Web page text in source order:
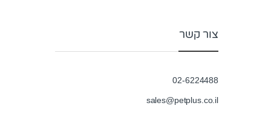
צור קשר
02-6224488
sales@petplus.co.il